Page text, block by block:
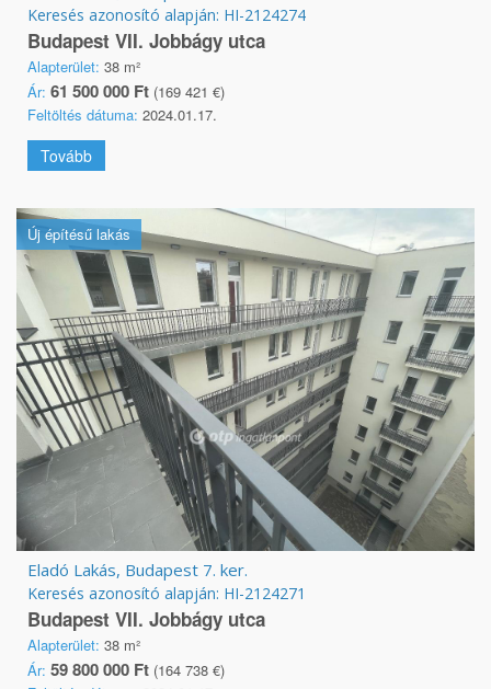
Keresés azonosító alapján: HI-2124274
Budapest VII. Jobbágy utca
Alapterület: 38 m²
Ár: 61 500 000 Ft (169 421 €)
Feltöltés dátuma: 2024.01.17.
Tovább
Új építésű lakás
Eladó Lakás, Budapest 7. ker.
Keresés azonosító alapján: HI-2124271
Budapest VII. Jobbágy utca
Alapterület: 38 m²
Ár: 59 800 000 Ft (164 738 €)